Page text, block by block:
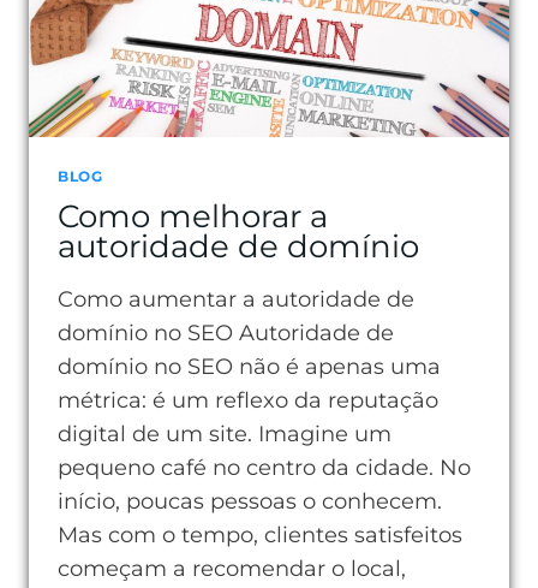
SIMPLES
E
EFICAZES
BLOG
Como melhorar a
autoridade de domínio
Como aumentar a autoridade de
domínio no SEO Autoridade de
domínio no SEO não é apenas uma
métrica: é um reflexo da reputação
digital de um site. Imagine um
pequeno café no centro da cidade. No
início, poucas pessoas o conhecem.
Mas com o tempo, clientes satisfeitos
começam a recomendar o local,